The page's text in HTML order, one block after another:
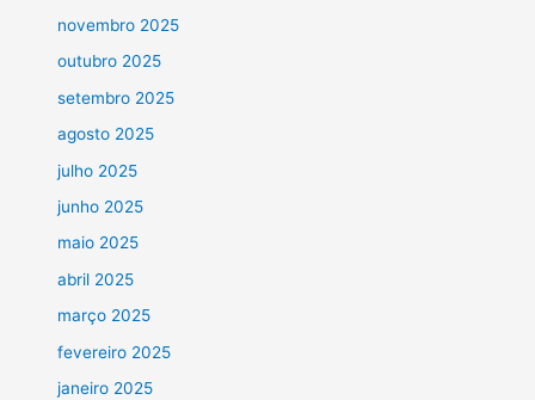
novembro 2025
outubro 2025
setembro 2025
agosto 2025
julho 2025
junho 2025
maio 2025
abril 2025
março 2025
fevereiro 2025
janeiro 2025